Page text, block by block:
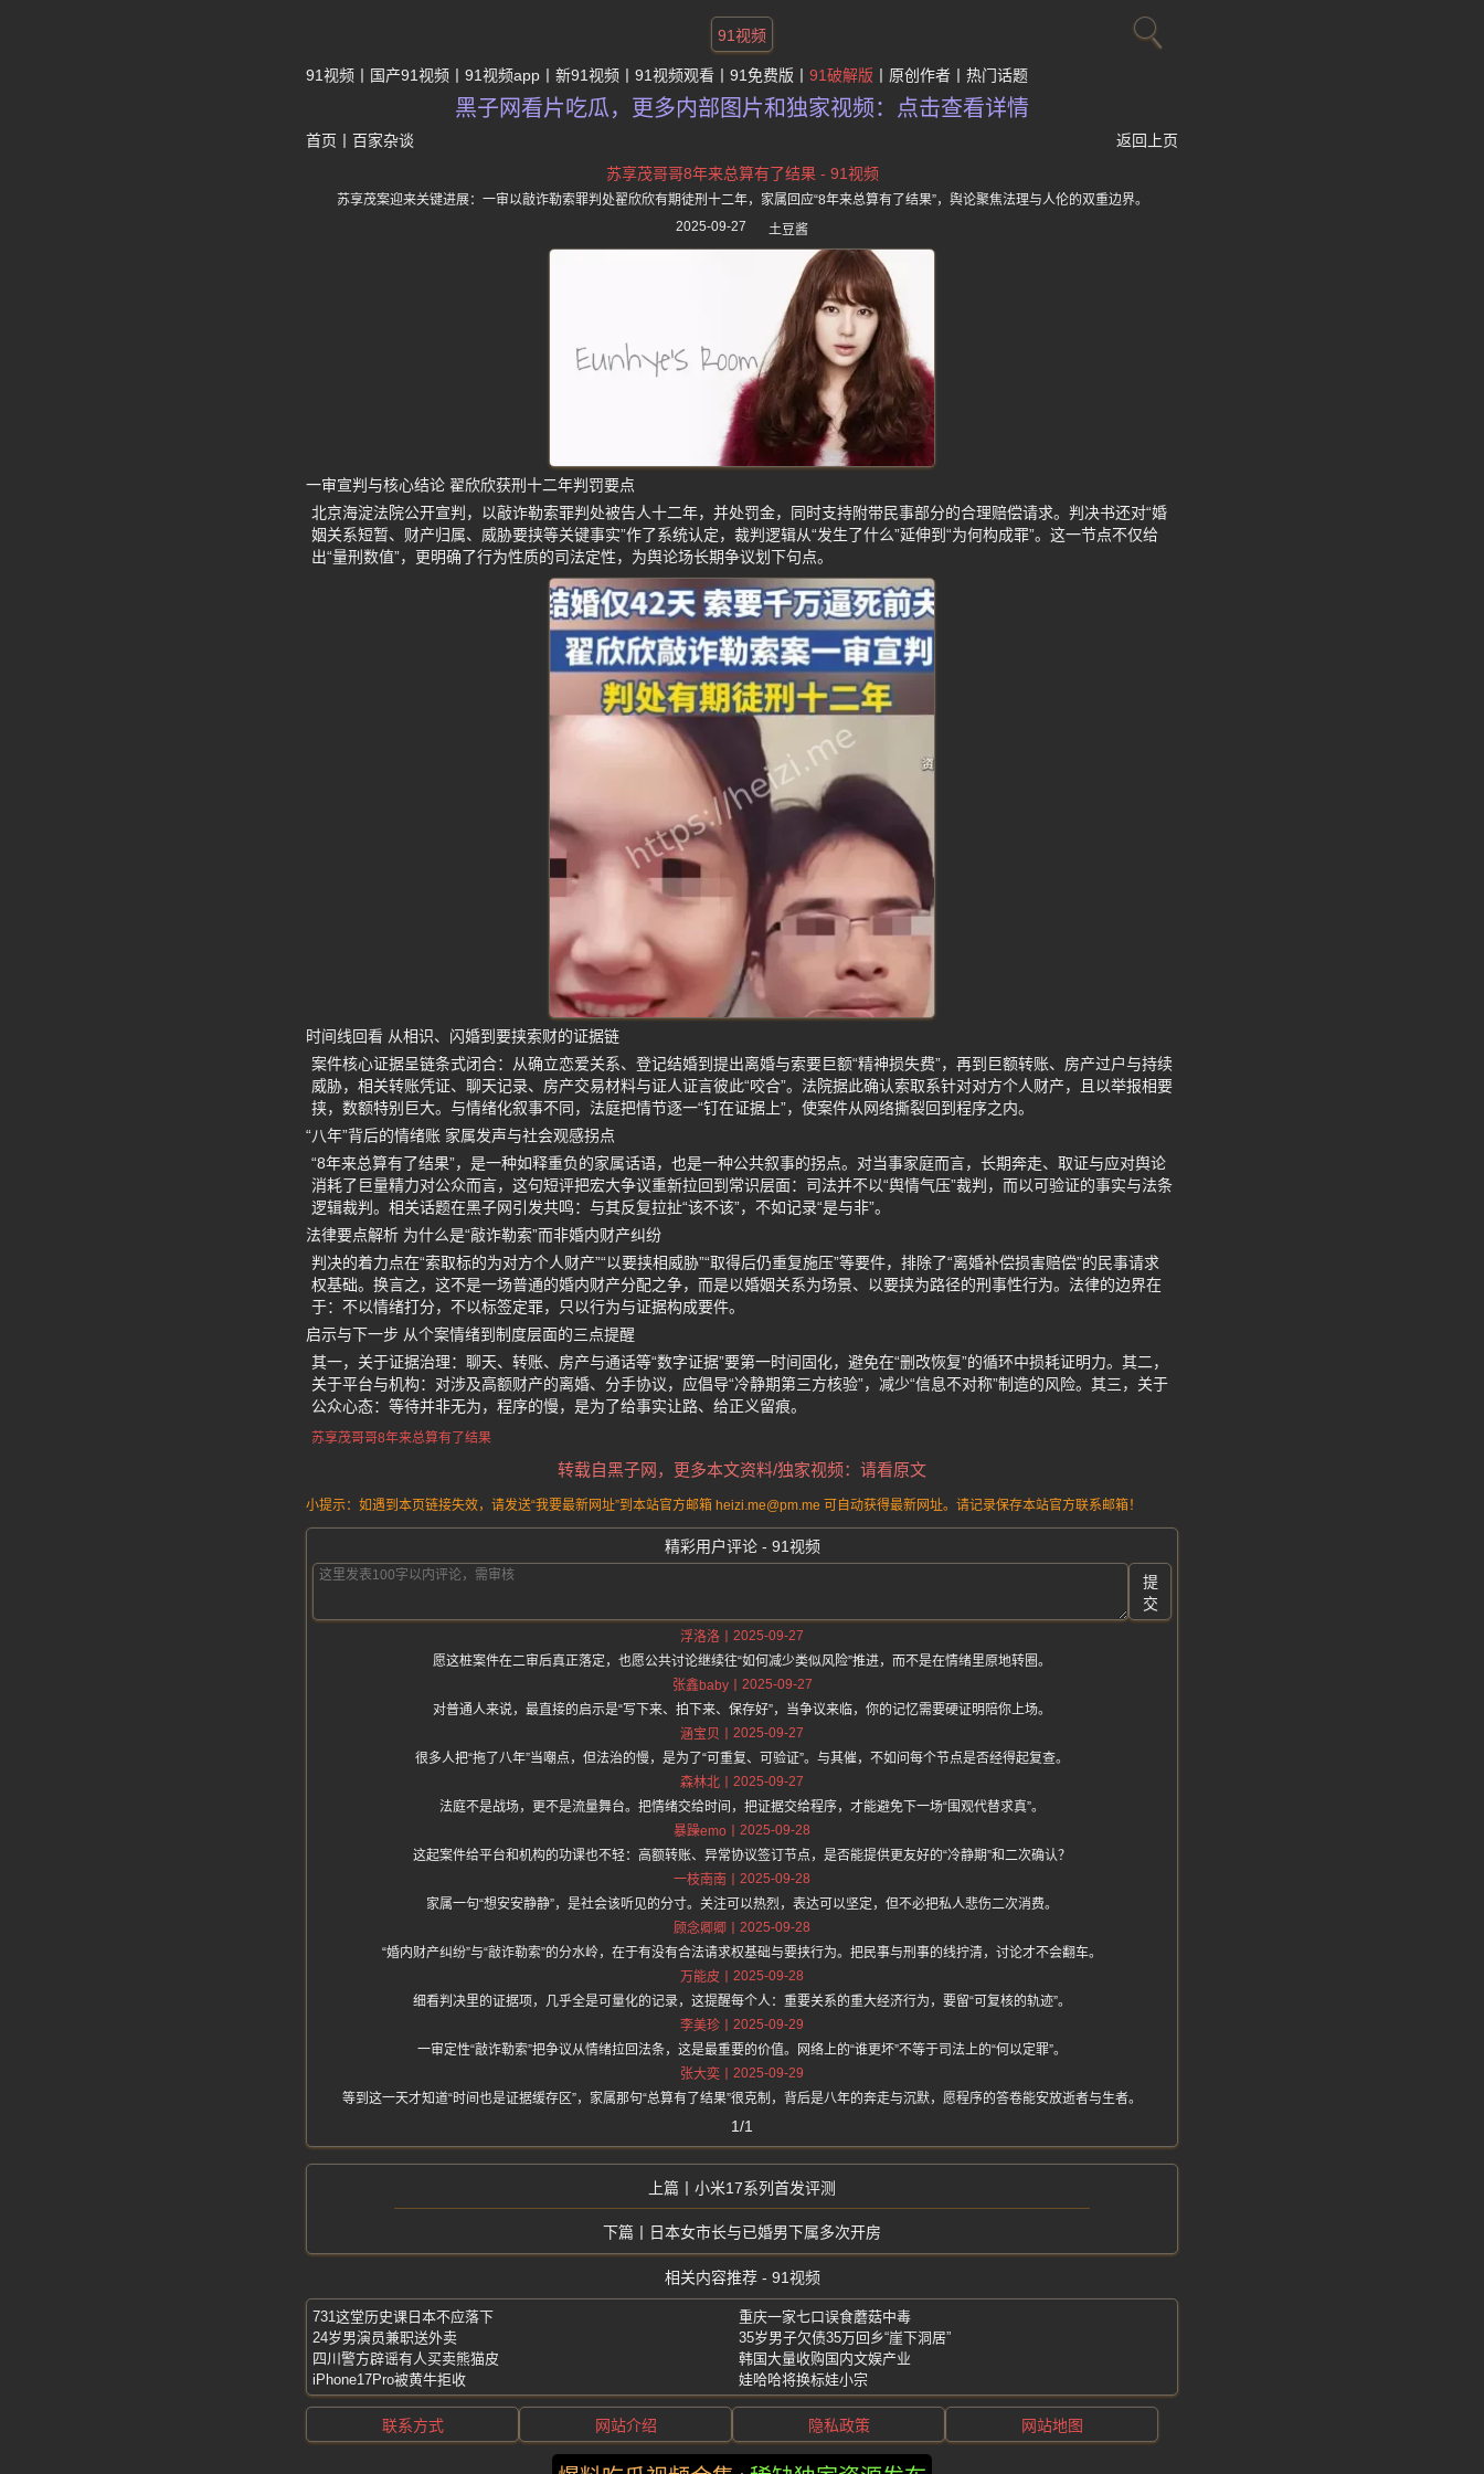
91视频
91视频 国产91视频 91视频app 新91视频 91视频观看 91免费版 91破解版 原创作者 热门话题
黑子网看片吃瓜，更多内部图片和独家视频：点击查看详情
首页 百家杂谈
返回上页
苏享茂哥哥8年来总算有了结果 - 91视频
苏享茂案迎来关键进展：一审以敲诈勒索罪判处翟欣欣有期徒刑十二年，家属回应“8年来总算有了结果”，舆论聚焦法理与人伦的双重边界。
2025-09-27
土豆酱
一审宣判与核心结论 翟欣欣获刑十二年判罚要点
北京海淀法院公开宣判，以敲诈勒索罪判处被告人十二年，并处罚金，同时支持附带民事部分的合理赔偿请求。判决书还对“婚
姻关系短暂、财产归属、威胁要挟等关键事实”作了系统认定，裁判逻辑从“发生了什么”延伸到“为何构成罪”。这一节点不仅给
出“量刑数值”，更明确了行为性质的司法定性，为舆论场长期争议划下句点。
时间线回看 从相识、闪婚到要挟索财的证据链
案件核心证据呈链条式闭合：从确立恋爱关系、登记结婚到提出离婚与索要巨额“精神损失费”，再到巨额转账、房产过户与持续
威胁，相关转账凭证、聊天记录、房产交易材料与证人证言彼此“咬合”。法院据此确认索取系针对对方个人财产，且以举报相要
挟，数额特别巨大。与情绪化叙事不同，法庭把情节逐一“钉在证据上”，使案件从网络撕裂回到程序之内。
“八年”背后的情绪账 家属发声与社会观感拐点
“8年来总算有了结果”，是一种如释重负的家属话语，也是一种公共叙事的拐点。对当事家庭而言，长期奔走、取证与应对舆论
消耗了巨量精力对公众而言，这句短评把宏大争议重新拉回到常识层面：司法并不以“舆情气压”裁判，而以可验证的事实与法条
逻辑裁判。相关话题在黑子网引发共鸣：与其反复拉扯“该不该”，不如记录“是与非”。
法律要点解析 为什么是“敲诈勒索”而非婚内财产纠纷
判决的着力点在“索取标的为对方个人财产”“以要挟相威胁”“取得后仍重复施压”等要件，排除了“离婚补偿损害赔偿”的民事请求
权基础。换言之，这不是一场普通的婚内财产分配之争，而是以婚姻关系为场景、以要挟为路径的刑事性行为。法律的边界在
于：不以情绪打分，不以标签定罪，只以行为与证据构成要件。
启示与下一步 从个案情绪到制度层面的三点提醒
其一，关于证据治理：聊天、转账、房产与通话等“数字证据”要第一时间固化，避免在“删改恢复”的循环中损耗证明力。其二，
关于平台与机构：对涉及高额财产的离婚、分手协议，应倡导“冷静期第三方核验”，减少“信息不对称”制造的风险。其三，关于
公众心态：等待并非无为，程序的慢，是为了给事实让路、给正义留痕。
苏享茂哥哥8年来总算有了结果
转载自黑子网，更多本文资料/独家视频：请看原文
小提示：如遇到本页链接失效，请发送“我要最新网址”到本站官方邮箱 heizi.me@pm.me 可自动获得最新网址。请记录保存本站官方联系邮箱！
精彩用户评论 - 91视频
提
交
浮洛洛
2025-09-27
愿这桩案件在二审后真正落定，也愿公共讨论继续往“如何减少类似风险”推进，而不是在情绪里原地转圈。
张鑫baby
2025-09-27
对普通人来说，最直接的启示是“写下来、拍下来、保存好”，当争议来临，你的记忆需要硬证明陪你上场。
涵宝贝
2025-09-27
很多人把“拖了八年”当嘲点，但法治的慢，是为了“可重复、可验证”。与其催，不如问每个节点是否经得起复查。
森林北
2025-09-27
法庭不是战场，更不是流量舞台。把情绪交给时间，把证据交给程序，才能避免下一场“围观代替求真”。
暴躁emo
2025-09-28
这起案件给平台和机构的功课也不轻：高额转账、异常协议签订节点，是否能提供更友好的“冷静期”和二次确认？
一枝南南
2025-09-28
家属一句“想安安静静”，是社会该听见的分寸。关注可以热烈，表达可以坚定，但不必把私人悲伤二次消费。
顾念卿卿
2025-09-28
“婚内财产纠纷”与“敲诈勒索”的分水岭，在于有没有合法请求权基础与要挟行为。把民事与刑事的线拧清，讨论才不会翻车。
万能皮
2025-09-28
细看判决里的证据项，几乎全是可量化的记录，这提醒每个人：重要关系的重大经济行为，要留“可复核的轨迹”。
李美珍
2025-09-29
一审定性“敲诈勒索”把争议从情绪拉回法条，这是最重要的价值。网络上的“谁更坏”不等于司法上的“何以定罪”。
张大奕
2025-09-29
等到这一天才知道“时间也是证据缓存区”，家属那句“总算有了结果”很克制，背后是八年的奔走与沉默，愿程序的答卷能安放逝者与生者。
1/1
小米17系列首发评测
日本女市长与已婚男下属多次开房
相关内容推荐 - 91视频
731这堂历史课日本不应落下
重庆一家七口误食蘑菇中毒
24岁男演员兼职送外卖
35岁男子欠债35万回乡“崖下洞居”
四川警方辟谣有人买卖熊猫皮
韩国大量收购国内文娱产业
iPhone17Pro被黄牛拒收
娃哈哈将换标娃小宗
联系方式 网站介绍 隐私政策 网站地图